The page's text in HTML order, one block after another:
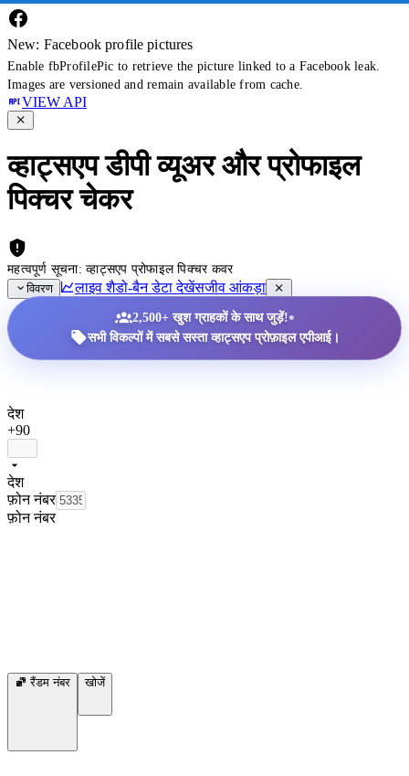
New: Facebook profile pictures
Enable fbProfilePic to retrieve the picture linked to a Facebook leak.
Images are versioned and remain available from cache.
VIEW API
व्हाट्सएप डीपी व्यूअर और प्रोफाइल
पिक्चर चेकर
महत्वपूर्ण सूचना: व्हाट्सएप प्रोफाइल पिक्चर कवर
विवरण
लाइव शैडो-बैन डेटा देखेंसजीव आंकड़ा
2,500+ खुश ग्राहकों के साथ जुड़ें!•
सभी विकल्पों में सबसे सस्ता व्हाट्सएप प्रोफ़ाइल एपीआई।
देश
+90
देश
फ़ोन नंबर
फ़ोन नंबर
रैंडम नंबर खोजें